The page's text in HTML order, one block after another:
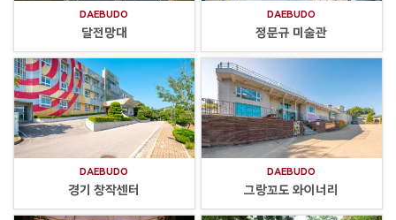
DAEBUDO
달전망대
DAEBUDO
정문규 미술관
DAEBUDO
경기 창작센터
DAEBUDO
그랑꼬도 와이너리